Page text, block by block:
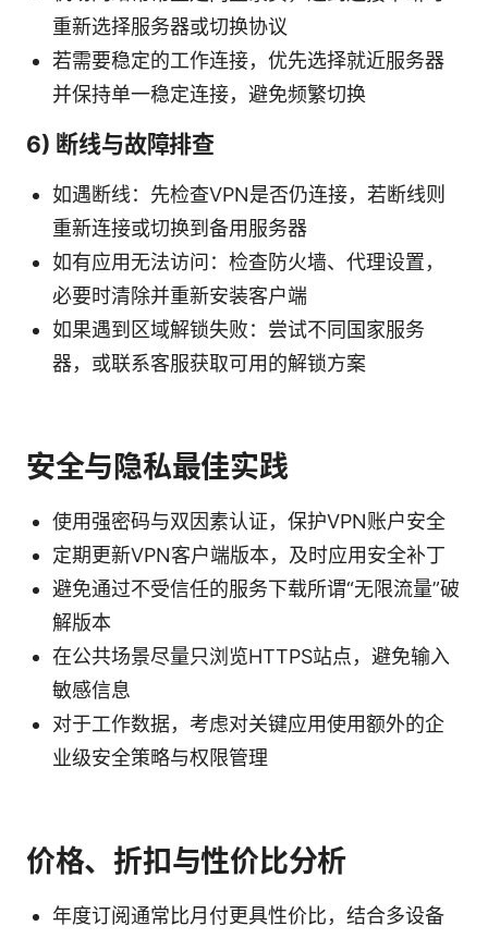
重新选择服务器或切换协议
若需要稳定的工作连接，优先选择就近服务器
并保持单一稳定连接，避免频繁切换
6) 断线与故障排查
如遇断线：先检查VPN是否仍连接，若断线则
重新连接或切换到备用服务器
如有应用无法访问：检查防火墙、代理设置，
必要时清除并重新安装客户端
如果遇到区域解锁失败：尝试不同国家服务
器，或联系客服获取可用的解锁方案
安全与隐私最佳实践
使用强密码与双因素认证，保护VPN账户安全
定期更新VPN客户端版本，及时应用安全补丁
避免通过不受信任的服务下载所谓“无限流量”破
解版本
在公共场景尽量只浏览HTTPS站点，避免输入
敏感信息
对于工作数据，考虑对关键应用使用额外的企
业级安全策略与权限管理
价格、折扣与性价比分析
年度订阅通常比月付更具性价比，结合多设备